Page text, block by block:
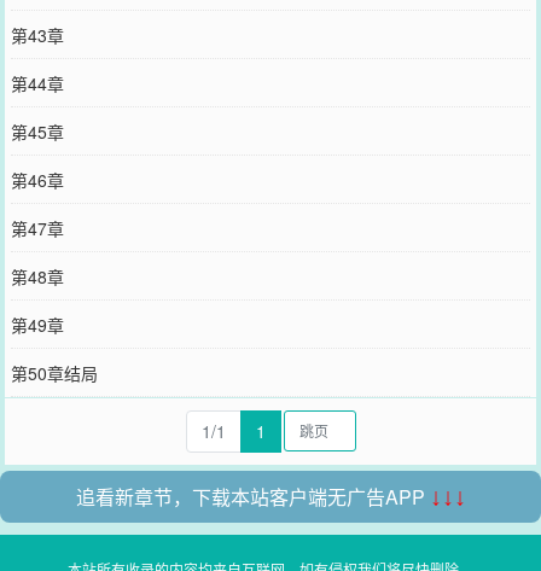
第43章
第44章
第45章
第46章
第47章
第48章
第49章
第50章结局
1/1 1
追看新章节，下载本站客户端无广告APP ↓↓↓